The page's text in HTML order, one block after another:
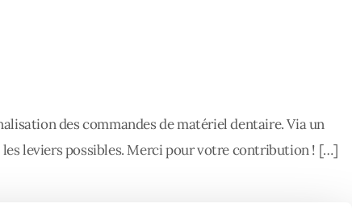
des commandes de matériel dentaire. Via un
leviers possibles. Merci pour votre contribution ! […]